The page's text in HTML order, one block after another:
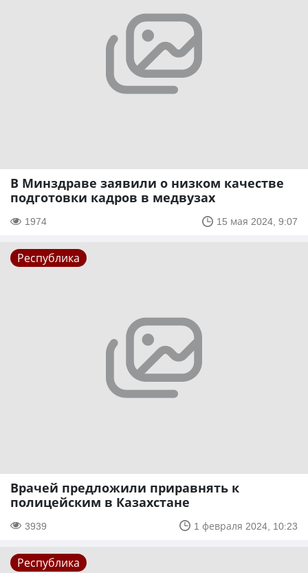
В Минздраве заявили о низком качестве
подготовки кадров в медвузах
1974 15 мая 2024, 9:07
Республика
Врачей предложили приравнять к
полицейским в Казахстане
3939 1 февраля 2024, 10:23
Республика